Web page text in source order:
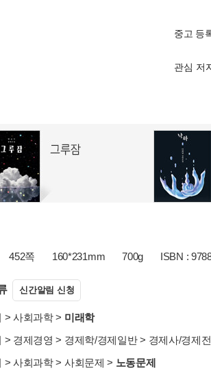
중고 등
관심 저
452쪽 160*231mm 700g ISBN :
신간알림 신청
> 사회과학> 미래학
> 경제경영 > 경제학/경제일반> 경제사/경제
> 사회과학> 사회문제 > 노동문제